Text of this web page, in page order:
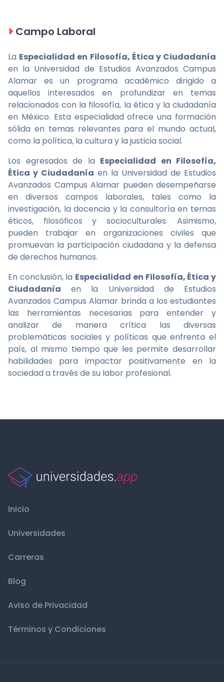
Campo Laboral
La Especialidad en Filosofía, Ética y Ciudadanía
en la Universidad de Estudios Avanzados Campus
Alamar es un programa académico dirigido a
aquellos interesados en profundizar en temas
relacionados con la filosofía, la ética y la ciudadanía
en México. Esta especialidad ofrece una formación
sólida en temas relevantes para el mundo actual,
como la política, la cultura y la justicia social.
Los egresados de la Especialidad en Filosofía,
Ética y Ciudadanía en la Universidad de Estudios
Avanzados Campus Alamar pueden desempeñarse
en diversos campos laborales, tales como la
investigación, la docencia y la consultoría en temas
éticos, filosóficos y socioculturales. Asimismo,
pueden trabajar en organizaciones civiles que
promuevan la participación ciudadana y la defensa
de derechos humanos.
En conclusión, la Especialidad en Filosofía, Ética y
Ciudadanía en la Universidad de Estudios
Avanzados Campus Alamar brinda a los estudiantes
las herramientas necesarias para entender y
analizar de manera crítica las diversas
problemáticas sociales y políticas que enfrenta el
país, al mismo tiempo que les permite desarrollar
habilidades para impactar positivamente en la
sociedad a través de su labor profesional.
Inicio
Universidades
Carreras
Blog
Aviso de Privacidad
Términos y Condiciones